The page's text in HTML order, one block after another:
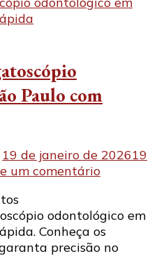
Paulo com
19 de janeiro de 202619
um comentárioem
em
odontológico em
Conheça os
precisão no